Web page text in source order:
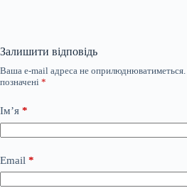
Залишити відповідь
Ваша e-mail адреса не оприлюднюватиметься.
позначені *
Ім’я *
Email *